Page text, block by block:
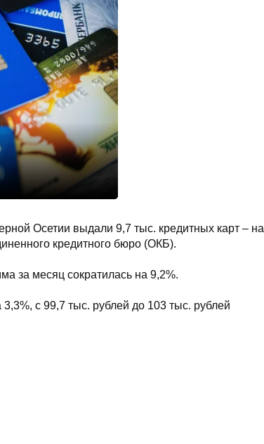
Осетии выдали 9,7 тыс. кредитных карт – на
кредитного бюро (ОКБ).
за месяц сократилась на 9,2%.
с 99,7 тыс. рублей до 103 тыс. рублей